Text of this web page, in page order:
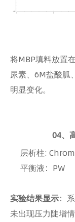
将MBP填料放置
尿素、6M盐酸胍
明显变化。
04、
层析柱:
平衡液：PW
实验结果显示：
未出现压力陡增